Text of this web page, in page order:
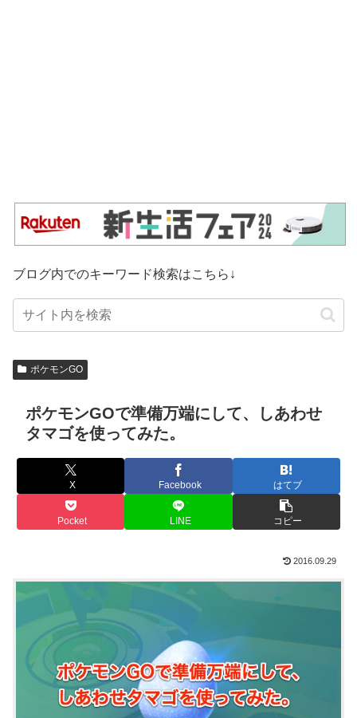
ブログ内でのキーワード検索はこちら↓
ポケモンGO
ポケモンGOで準備万端にして、しあわせ
タマゴを使ってみた。
X Facebook はてブ
Pocket LINE コピー
2016.09.29